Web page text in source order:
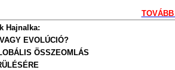
Hajnalka:
EVOLÚCIÓ?
ÖSSZEOMLÁS